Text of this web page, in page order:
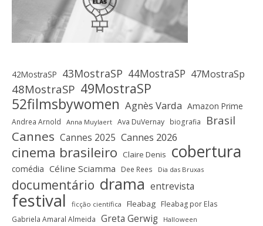
42MostraSP 43MostraSP 44MostraSP 47MostraSp
48MostraSP 49MostraSP
52filmsbywomen Agnès Varda Amazon Prime
Andrea Arnold Anna Muylaert Ava DuVernay biografia Brasil
Cannes Cannes 2025 Cannes 2026
cinema brasileiro Claire Denis cobertura
comédia Céline Sciamma Dee Rees Dia das Bruxas
documentário drama entrevista
festival ficção científica Fleabag Fleabag por Elas
Gabriela Amaral Almeida Greta Gerwig Halloween